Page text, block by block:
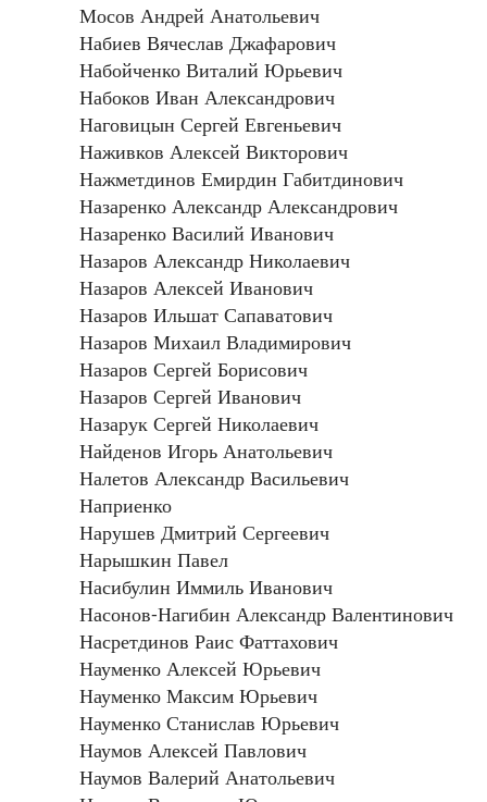
Мосов Андрей Анатольевич
Набиев Вячеслав Джафарович
Набойченко Виталий Юрьевич
Набоков Иван Александрович
Наговицын Сергей Евгеньевич
Наживков Алексей Викторович
Нажметдинов Емирдин Габитдинович
Назаренко Александр Александрович
Назаренко Василий Иванович
Назаров Александр Николаевич
Назаров Алексей Иванович
Назаров Ильшат Сапаватович
Назаров Михаил Владимирович
Назаров Сергей Борисович
Назаров Сергей Иванович
Назарук Сергей Николаевич
Найденов Игорь Анатольевич
Налетов Александр Васильевич
Наприенко
Нарушев Дмитрий Сергеевич
Нарышкин Павел
Насибулин Иммиль Иванович
Насонов-Нагибин Александр Валентинович
Насретдинов Раис Фаттахович
Науменко Алексей Юрьевич
Науменко Максим Юрьевич
Науменко Станислав Юрьевич
Наумов Алексей Павлович
Наумов Валерий Анатольевич